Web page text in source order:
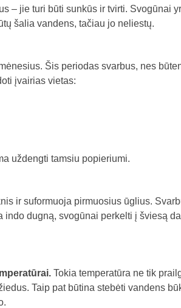
– jie turi būti sunkūs ir tvirti. Svogūnai
šalia vandens, tačiau jo neliestų.
Šis periodas svarbus, nes
įvairias vietas:
uždengti tamsiu popieriumi.
ir suformuoja pirmuosius ūglius.
dugną, svogūnai perkelti į šviesą
Tokia temperatūra ne tik
Taip pat būtina stebėti vandens